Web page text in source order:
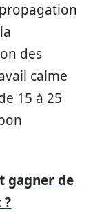
des
calme
15 à 25
gagner de